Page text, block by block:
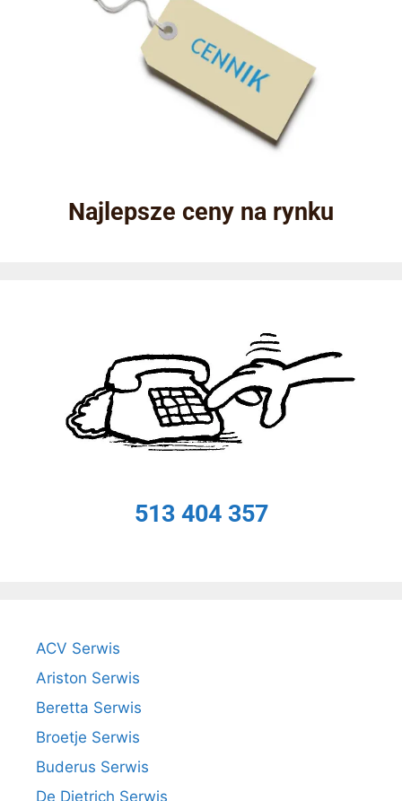
Najlepsze ceny na rynku
513 404 357
ACV Serwis
Ariston Serwis
Beretta Serwis
Broetje Serwis
Buderus Serwis
De Dietrich Serwis